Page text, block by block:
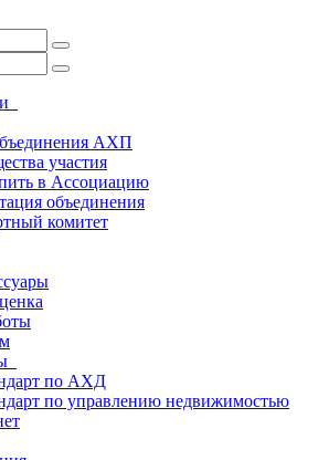
АХП
участия
в Ассоциацию
объединения
комитет
по АХД
по управлению недвижимостью